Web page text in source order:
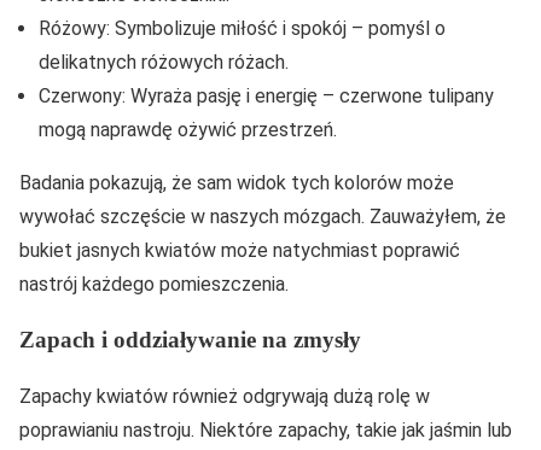
Różowy: Symbolizuje miłość i spokój – pomyśl o
delikatnych różowych różach.
Czerwony: Wyraża pasję i energię – czerwone tulipany
mogą naprawdę ożywić przestrzeń.
Badania pokazują, że sam widok tych kolorów może
wywołać szczęście w naszych mózgach. Zauważyłem, że
bukiet jasnych kwiatów może natychmiast poprawić
nastrój każdego pomieszczenia.
Zapach i oddziaływanie na zmysły
Zapachy kwiatów również odgrywają dużą rolę w
poprawianiu nastroju. Niektóre zapachy, takie jak jaśmin lub